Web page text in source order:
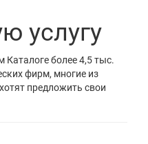
услугу
Каталоге более 4,5 тыс.
фирм, многие из
предложить свои